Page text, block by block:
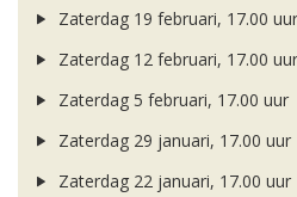
Zaterdag 19 februari, 17.00 uur
Zaterdag 12 februari, 17.00 uur
Zaterdag 5 februari, 17.00 uur
Zaterdag 29 januari, 17.00 uur
Zaterdag 22 januari, 17.00 uur